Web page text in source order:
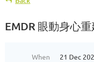
EMDR 眼動身心
When
21 Dec